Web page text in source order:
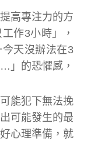
高專注力的方
作3小時」，
天沒辦法在3
」的恐懼感，
能犯下無法挽
可能發生的最
心理準備，就